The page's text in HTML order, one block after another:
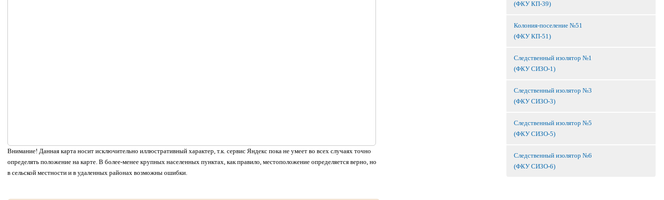
Внимание! Данная карта носит исключительно иллюстративный характер, т.к. сервис Яндекс пока не умеет во всех случаях точно
определять положение на карте. В более-менее крупных населенных пунктах, как правило, местоположение определяется верно, но
в сельской местности и в удаленных районах возможны ошибки.
(ФКУ КП-39)
Колония-поселение №51
(ФКУ КП-51)
Следственный изолятор №1
(ФКУ СИЗО-1)
Следственный изолятор №3
(ФКУ СИЗО-3)
Следственный изолятор №5
(ФКУ СИЗО-5)
Следственный изолятор №6
(ФКУ СИЗО-6)